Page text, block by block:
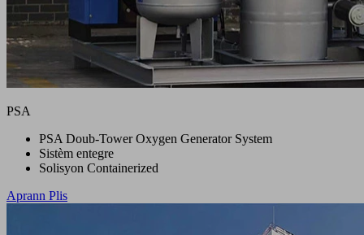
PSA
PSA Doub-Tower Oxygen Generator System
Sistèm entegre
Solisyon Containerized
Aprann Plis